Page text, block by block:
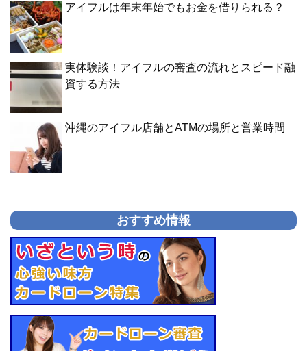
アイフルは年末年始でもお金を借りられる？
実体験談！アイフルの審査の流れとスピード融
資する方法
沖縄のアイフル店舗とATMの場所と営業時間
おすすめ情報